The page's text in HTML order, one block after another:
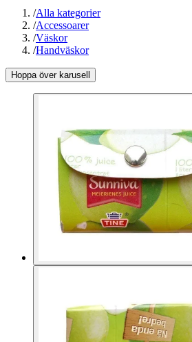
/Alla kategorier
/Accessoarer
/Väskor
/Handväskor
Hoppa över karusell